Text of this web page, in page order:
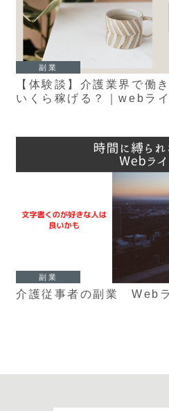
副業
【体験談】介護業界で働
いくら稼げる？｜webラ
副業
介護従事者の副業 Web